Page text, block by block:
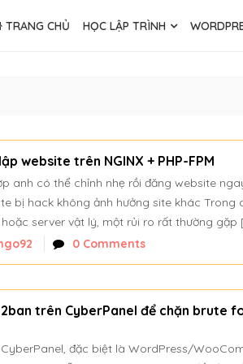
TRANG CHỦ HỌC LẬP TRÌNH
website trên NGINX + PHP-FPM
anh có thể chỉnh nhẹ rồi đăng website
bị hack không ảnh hưởng site khác Trong
server vật lý, một rủi ro rất thường gặp
0 Comments
trên CyberPanel để chặn brute
đặc biệt là WordPress/